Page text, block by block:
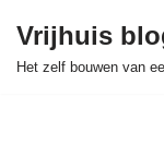
Skip
Vrijhuis
Het zelf bouwen van